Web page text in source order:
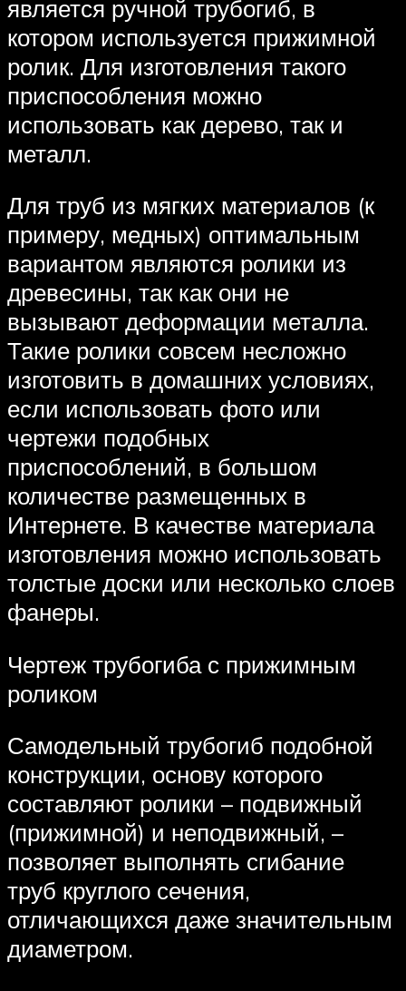
является ручной трубогиб, в
котором используется прижимной
ролик. Для изготовления такого
приспособления можно
использовать как дерево, так и
металл.
Для труб из мягких материалов (к
примеру, медных) оптимальным
вариантом являются ролики из
древесины, так как они не
вызывают деформации металла.
Такие ролики совсем несложно
изготовить в домашних условиях,
если использовать фото или
чертежи подобных
приспособлений, в большом
количестве размещенных в
Интернете. В качестве материала
изготовления можно использовать
толстые доски или несколько слоев
фанеры.
Чертеж трубогиба с прижимным
роликом
Самодельный трубогиб подобной
конструкции, основу которого
составляют ролики – подвижный
(прижимной) и неподвижный, –
позволяет выполнять сгибание
труб круглого сечения,
отличающихся даже значительным
диаметром.